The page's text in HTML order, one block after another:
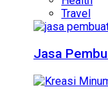
Travel
Jasa